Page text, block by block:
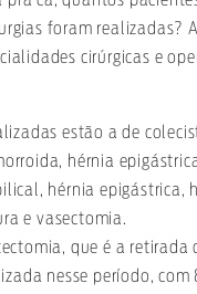
foram realizadas?
cirúrgicas e
estão a de
hérnia
hérnia epigástrica,
e vasectomia.
que é a retirada
nesse período, com